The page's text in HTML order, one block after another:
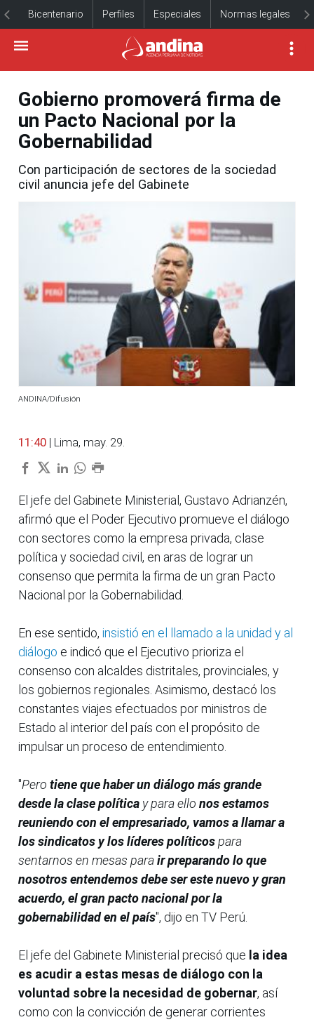
Bicentenario Perfiles Especiales Normas legales
Gobierno promoverá firma de
un Pacto Nacional por la
Gobernabilidad
Con participación de sectores de la sociedad
civil anuncia jefe del Gabinete
ANDINA/Difusión
11:40 | Lima, may. 29.
El jefe del Gabinete Ministerial, Gustavo Adrianzén,
afirmó que el Poder Ejecutivo promueve el diálogo
con sectores como la empresa privada, clase
política y sociedad civil, en aras de lograr un
consenso que permita la firma de un gran Pacto
Nacional por la Gobernabilidad.
En ese sentido, insistió en el llamado a la unidad y al
diálogo e indicó que el Ejecutivo prioriza el
consenso con alcaldes distritales, provinciales, y
los gobiernos regionales. Asimismo, destacó los
constantes viajes efectuados por ministros de
Estado al interior del país con el propósito de
impulsar un proceso de entendimiento.
"Pero tiene que haber un diálogo más grande
desde la clase política y para ello nos estamos
reuniendo con el empresariado, vamos a llamar a
los sindicatos y los líderes políticospara
sentarnos en mesas parair preparando lo que
nosotros entendemos debe ser este nuevo y gran
acuerdo, el gran pacto nacional por la
gobernabilidad en el país", dijo en TV Perú.
El jefe del Gabinete Ministerial precisó que la idea
es acudir a estas mesas de diálogo con la
voluntad sobre la necesidad de gobernar, así
como con la convicción de generar corrientes